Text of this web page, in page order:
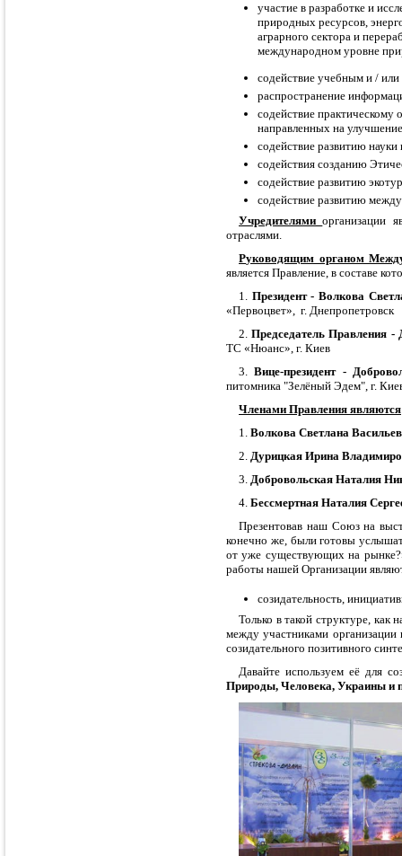
участие в разработке и
природных ресурсов,
аграрного сектора и
международном уровне
содействие учебным и /
распространение
содействие
направленных на
содействие развитию
содействия созданию
содействие развитию
содействие развитию
Учредителямиорганизации
отраслями.
Руководящим органом
является Правление, в составе
1. Президент - Волкова
«Первоцвет», г. Днепропетровск
2.Председатель Правления -
ТС «Нюанс», г. Киев
3.Вице-президент -
питомника "Зелёный Эдем", г.
Членами Правления являются
1. Волкова Светлана
2. Дурицкая Ирина
3. Добровольская Наталия
4. Бессмертная Наталия
Презентовав наш Союз на
конечно же, были готовы
от уже существующих на
работы нашей Организации
созидательность,
Только в такой структуре,
между участниками организации
созидательного позитивного
Давайте используем её для
Природы, Человека, Украины и